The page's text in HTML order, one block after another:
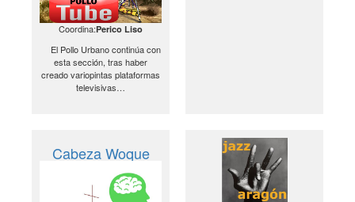
Coordina:Perico Liso
El Pollo Urbano continúa con
esta sección, tras haber
creado variopintas plataformas
televisivas…
Cabeza Woque